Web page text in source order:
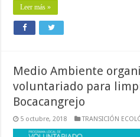
Leer más »
Medio Ambiente
voluntariado para
Bocacangrejo
5 octubre, 2018 TRANSICIÓN